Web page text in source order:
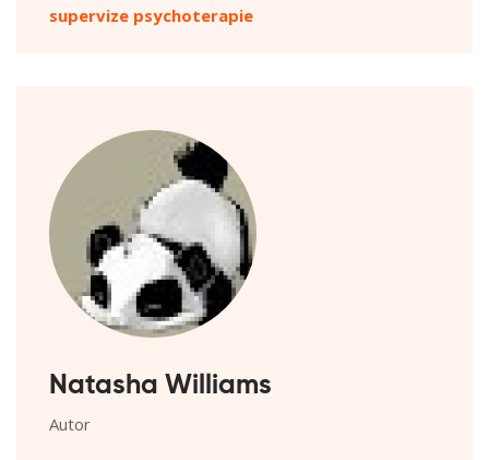
supervize psychoterapie
Natasha Williams
Autor